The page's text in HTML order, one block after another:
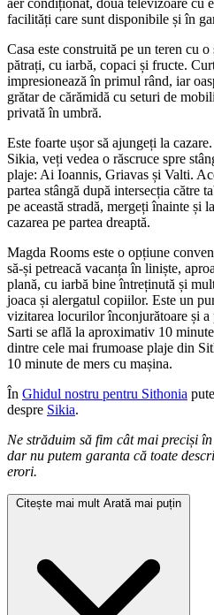
facilități care sunt disponibile și în
Casa este construită pe un teren cu
pătrați, cu iarbă, copaci și fructe.
impresionează în primul rând, iar
grătar de cărămidă cu seturi de
privată în umbră.
Este foarte ușor să ajungeți la
Sikia, veți vedea o răscruce spre
plaje: Ai Ioannis, Griavas și Valti.
partea stângă după intersecția către
pe această stradă, mergeți înainte și
cazarea pe partea dreaptă.
Magda Rooms este o opțiune
să-și petreacă vacanța în liniște,
plană, cu iarbă bine întreținută și
joaca și alergatul copiilor. Este un
vizitarea locurilor înconjurătoare și
Sarti se află la aproximativ 10
dintre cele mai frumoase plaje din
10 minute de mers cu mașina.
În Ghidul nostru pentru Sithonia
despre Sikia.
Ne străduim să fim cât mai preciși
dar nu putem garanta că toate
erori.
Citește mai mult Arată mai puțin